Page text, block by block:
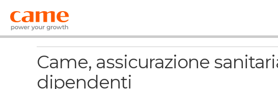
News
Came, assicurazione
dipendenti